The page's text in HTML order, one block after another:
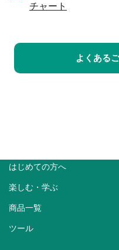
チャート
よくある
はじめての方へ
楽しむ・学ぶ
商品一覧
ツール